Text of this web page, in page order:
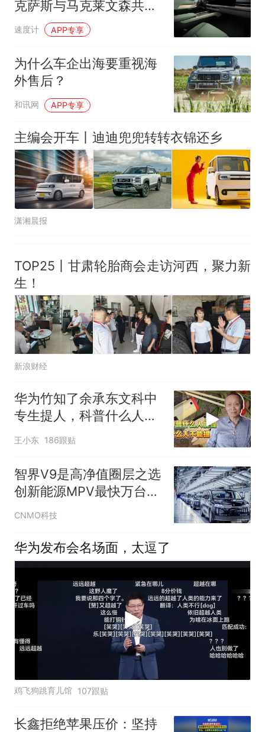
因老师一句“跟我回家”改写了
克萨斯与马克莱文森共谱
至纯之音
速度计 APP专享
为什么车企出海要重视海
外售后？
和讯网 APP专享
主编会开车丨迪迪兜兜转转衣锦还乡
潇湘晨报
TOP25丨甘肃轮胎商会走访河西，聚力新
生！
新浪财经
华为竹知了余承东文科中
专生提人，科普什么人能
提什么人不能提
王小东 186跟贴
智界V9是高净值圈层之选
创新能源MPV最快万台交
付纪录
CNMO科技
华为发布会名场面，太逗了
鸡飞狗跳育儿馆 107跟贴
长鑫拒绝苹果压价：坚持